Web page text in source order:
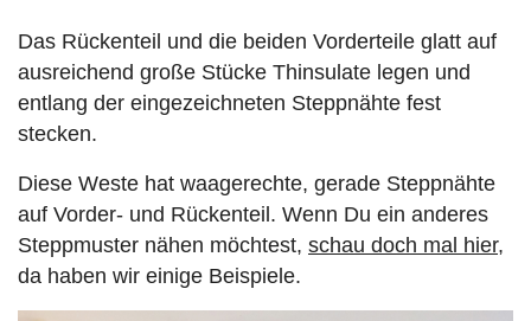
Das Rückenteil und die beiden Vorderteile glatt auf
ausreichend große Stücke Thinsulate legen und
entlang der eingezeichneten Steppnähte fest
stecken.
Diese Weste hat waagerechte, gerade Steppnähte
auf Vorder- und Rückenteil. Wenn Du ein anderes
Steppmuster nähen möchtest, schau doch mal hier,
da haben wir einige Beispiele.